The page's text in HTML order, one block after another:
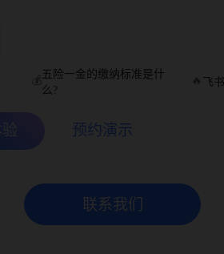
💰
五险一金的缴纳标准是什
么?
🔥 飞
预约演示
联系我们